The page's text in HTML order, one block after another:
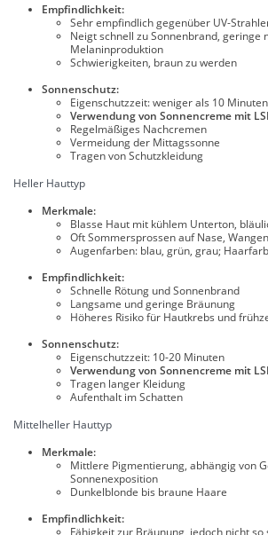
Empfindlichkeit:
Sehr empfindlich gegenüber UV-
Neigt schnell zu Sonnenbrand, geringe
Melaninproduktion
Schwierigkeiten, braun zu werden
Sonnenschutz:
Eigenschutzzeit: weniger als 10 Minuten
Verwendung von Sonnencreme mit
Regelmäßiges Nachcremen
Vermeidung der Mittagssonne
Tragen von Schutzkleidung
Heller Hauttyp
Merkmale:
Blasse Haut mit kühlem Unterton,
Oft Sommersprossen auf Nase,
Augenfarben: blau, grün, grau;
Empfindlichkeit:
Schnelle Rötung und Sonnenbrand
Langsame und geringe Bräunung
Höheres Risiko für Hautkrebs und
Sonnenschutz:
Eigenschutzzeit: 10-20 Minuten
Verwendung von Sonnencreme mit
Tragen langer Kleidung
Aufenthalt im Schatten
Mittelheller Hauttyp
Merkmale:
Mittlere Pigmentierung, abhängig von
Sonnenexposition
Dunkelblonde bis braune Haare
Empfindlichkeit:
Fähigkeit zur Bräunung, jedoch nicht